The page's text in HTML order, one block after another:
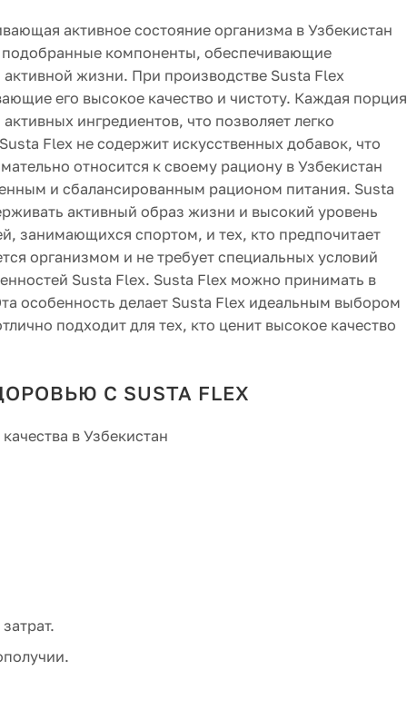
активное состояние организма в Узбекистан
компоненты, обеспечивающие
жизни. При производстве Susta Flex
его высокое качество и чистоту. Каждая порция
ингредиентов, что позволяет легко
Flex не содержит искусственных добавок, что
относится к своему рациону в Узбекистан
и сбалансированным рационом питания. Susta
активный образ жизни и высокий уровень
занимающихся спортом, и тех, кто предпочитает
организмом и не требует специальных условий
Susta Flex. Susta Flex можно принимать в
особенность делает Susta Flex идеальным выбором
подходит для тех, кто ценит высокое качество
С SUSTA FLEX
в Узбекистан